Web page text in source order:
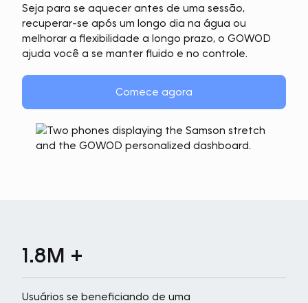
Seja para se aquecer antes de uma sessão,
recuperar-se após um longo dia na água ou
melhorar a flexibilidade a longo prazo, o GOWOD
ajuda você a se manter fluido e no controle.
Comece agora
1.8M +
Usuários se beneficiando de uma